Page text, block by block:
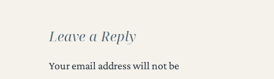
Leave a Reply
Your email address will not be